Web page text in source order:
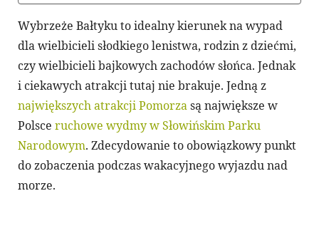
Wybrzeże Bałtyku to idealny kierunek na wypad
dla wielbicieli słodkiego lenistwa, rodzin z dziećmi,
czy wielbicieli bajkowych zachodów słońca. Jednak
i ciekawych atrakcji tutaj nie brakuje. Jedną z
największych atrakcji Pomorzasą największe w
Polsce ruchowe wydmy w Słowińskim Parku
Narodowym. Zdecydowanie to obowiązkowy punkt
do zobaczenia podczas wakacyjnego wyjazdu nad
morze.